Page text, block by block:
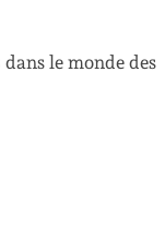
le monde des